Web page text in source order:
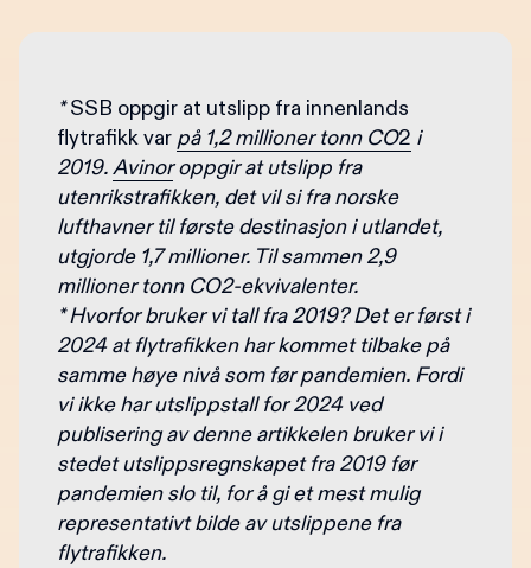
*SSB oppgir at utslipp fra innenlands
flytrafikk var på 1,2 millioner tonn CO2 i
2019.Avinoroppgir at utslipp fra
utenrikstrafikken, det vil si fra norske
lufthavner til første destinasjon i utlandet,
utgjorde 1,7 millioner. Til sammen 2,9
millioner tonn CO2-ekvivalenter.
* Hvorfor bruker vi tall fra 2019?Det er først i
2024 at flytrafikken har kommet tilbake på
samme høye nivå som før pandemien. Fordi
vi ikke har utslippstall for 2024 ved
publisering av denne artikkelen bruker vi i
stedet utslippsregnskapet fra 2019 før
pandemien slo til, for å gi et mest mulig
representativt bilde av utslippene fra
flytrafikken.